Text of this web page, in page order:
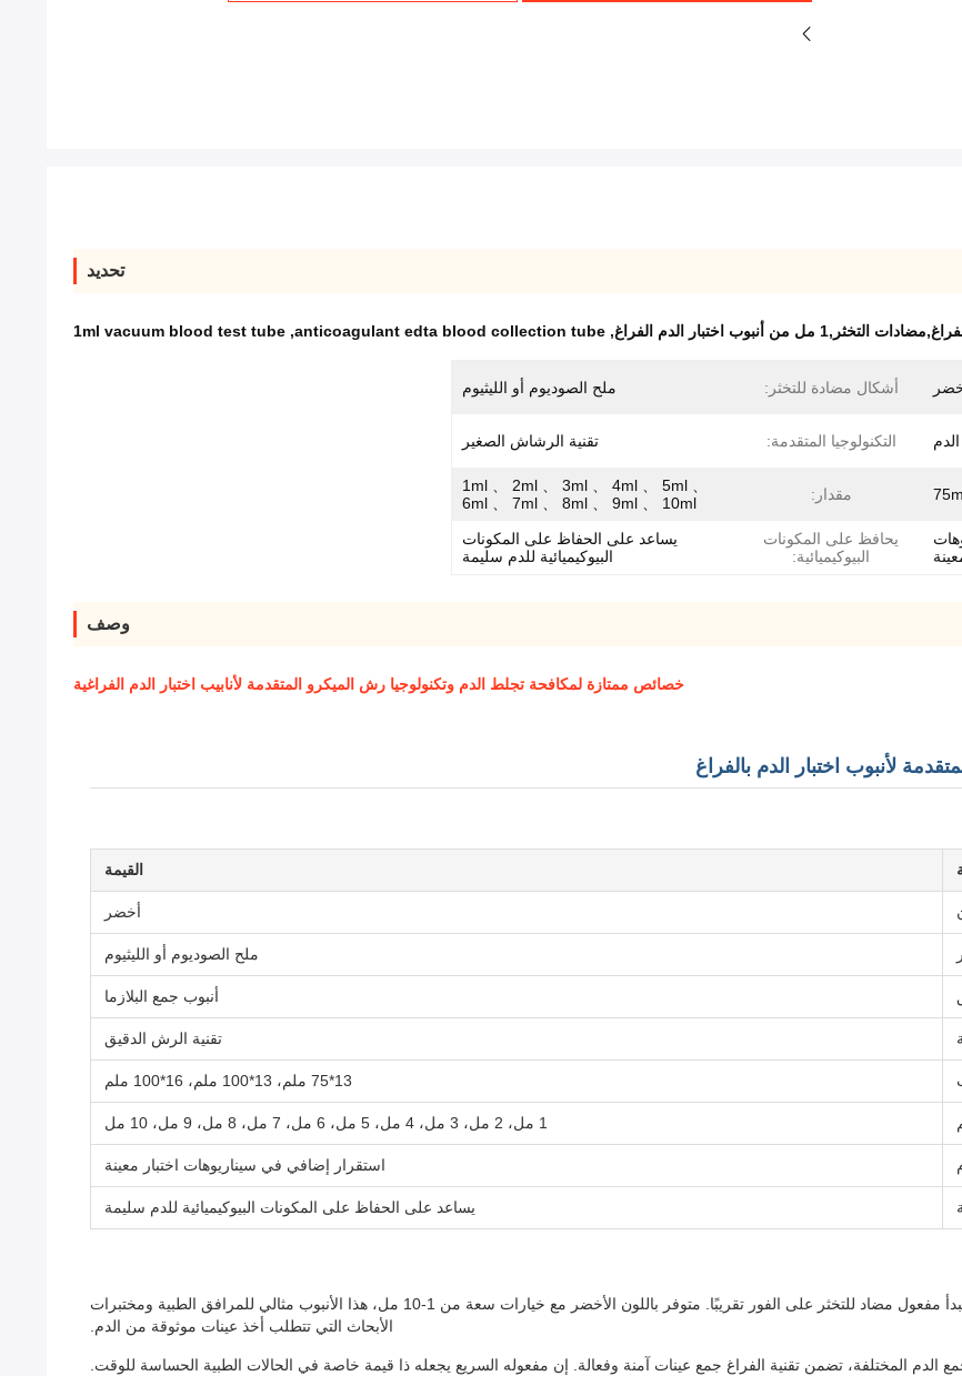
تحديد
من أنبوب اختبار الدم الفراغ ,
anticoagulant edta blood collection tube
,
1ml vacuum blood test tube
أشكال مضادة للتخثر: ملح الصوديوم أو الليثيوم
التكنولوجيا المتقدمة: تقنية الرشاش الصغير
مقدار:
1ml 、 2ml 、 3ml 、 4ml 、 5ml 、
6ml 、 7ml 、 8ml 、 9ml 、 10ml
يحافظ على المكونات
البيوكيميائية:
يساعد على الحفاظ على المكونات
البيوكيميائية للدم سليمة
وصف
خصائص ممتازة لمكافحة تجلط الدم وتكنولوجيا رش الميكرو المتقدمة لأنابيب اختبار الدم الفراغية
لأنبوب اختبار الدم بالفراغ
القيمة
أخضر
ملح الصوديوم أو الليثيوم
أنبوب جمع البلازما
تقنية الرش الدقيق
13*75 ملم، 13*100 ملم، 16*100 ملم
1 مل، 2 مل، 3 مل، 4 مل، 5 مل، 6 مل، 7 مل، 8 مل، 9 مل، 10 مل
استقرار إضافي في سيناريوهات اختبار معينة
يساعد على الحفاظ على المكونات البيوكيميائية للدم سليمة
يتميز أنبوب جمع الدم بالفراغ بتقنية الرش الدقيق المتقدمة التي تبدأ مفعول مضاد للتخثر على الفور تقريبًا. متوفر باللون الأخضر مع خيارات سعة من 1-10 مل، هذا الأنبوب مثالي للمرافق الطبية ومختبرات
الأبحاث التي تتطلب أخذ عينات موثوقة من الدم.
الدم المختلفة، تضمن تقنية الفراغ جمع عينات آمنة وفعالة. إن مفعوله السريع يجعله ذا قيمة خاصة في الحالات الطبية الحساسة للوقت.